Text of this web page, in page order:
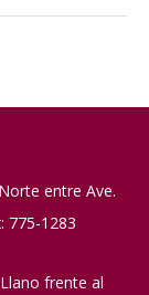
entre Ave.
775-1283
frente al